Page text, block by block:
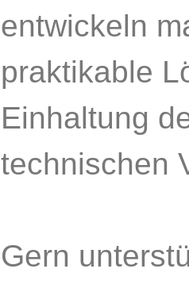
entwickeln
praktikable
Einhaltung
technischen
Gern